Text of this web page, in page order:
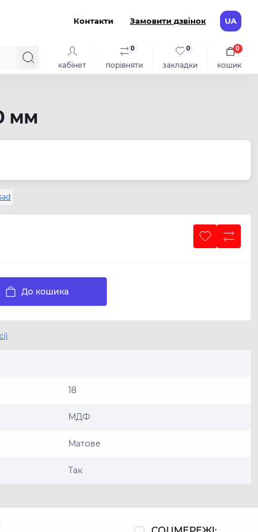
Контакти Замовити дзвінок UA
кабінет порівняти
0
закладки
0
кошик
0
мм
До кошика
18
МДФ
Матове
Так